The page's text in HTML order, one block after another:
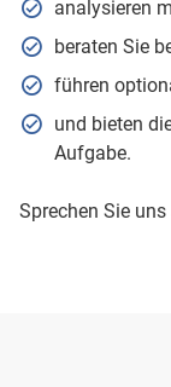
analysieren
beraten Sie
führen
und bieten
Aufgabe.
Sprechen Sie uns